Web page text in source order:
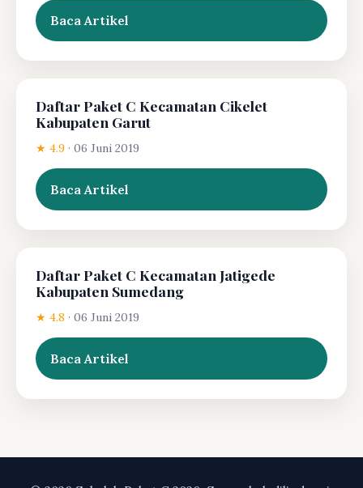
Baca Artikel
Daftar Paket C Kecamatan Cikelet
Kabupaten Garut
★ 4.9 · 06 Juni 2019
Baca Artikel
Daftar Paket C Kecamatan Jatigede
Kabupaten Sumedang
★ 4.8 · 06 Juni 2019
Baca Artikel